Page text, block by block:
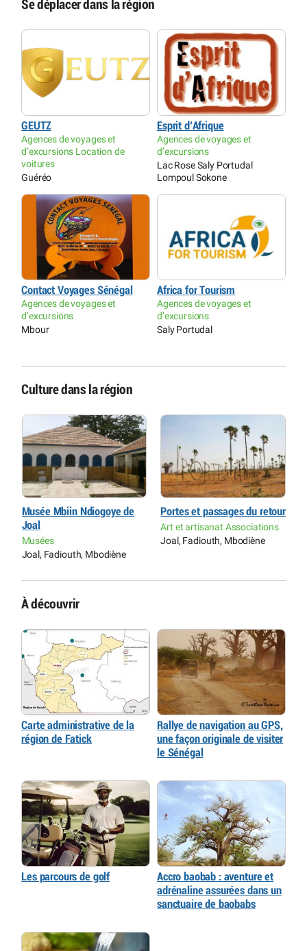
Se déplacer dans la région
GEUTZ
Agences de voyages et
d’excursions Location de
voitures
Guéréo
Esprit d’Afrique
Agences de voyages et
d’excursions
Lac Rose Saly Portudal
Lompoul Sokone
Contact Voyages Sénégal
Agences de voyages et
d’excursions
Mbour
Africa for Tourism
Agences de voyages et
d’excursions
Saly Portudal
Culture dans la région
Musée Mbiin Ndiogoye de
Joal
Musées
Joal, Fadiouth, Mbodiène
Portes et passages du retour
Art et artisanat Associations
Joal, Fadiouth, Mbodiène
À découvrir
Carte administrative de la
région de Fatick
Rallye de navigation au GPS,
une façon originale de visiter
le Sénégal
Les parcours de golf
Accro baobab : aventure et
adrénaline assurées dans un
sanctuaire de baobabs